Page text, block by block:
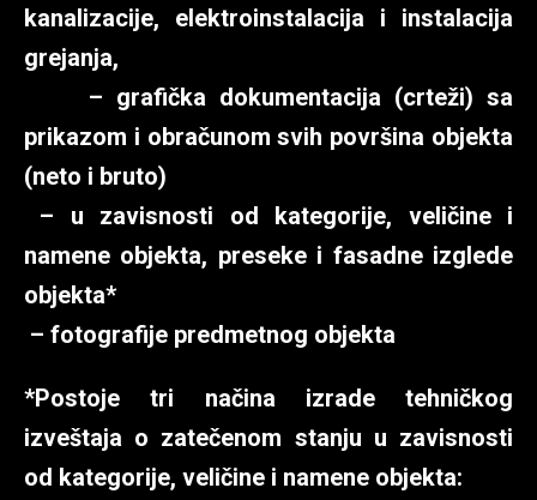
kanalizacije, elektroinstalacija i instalacija
grejanja,
– grafička dokumentacija (crteži) sa
prikazom i obračunom svih površina objekta
(neto i bruto)
– u zavisnosti od kategorije, veličine i
namene objekta, preseke i fasadne izglede
objekta*
– fotografije predmetnog objekta
*Postoje tri načina izrade tehničkog
izveštaja o zatečenom stanju u zavisnosti
od kategorije, veličine i namene objekta: